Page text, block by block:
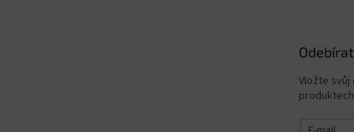
Vložte svůj